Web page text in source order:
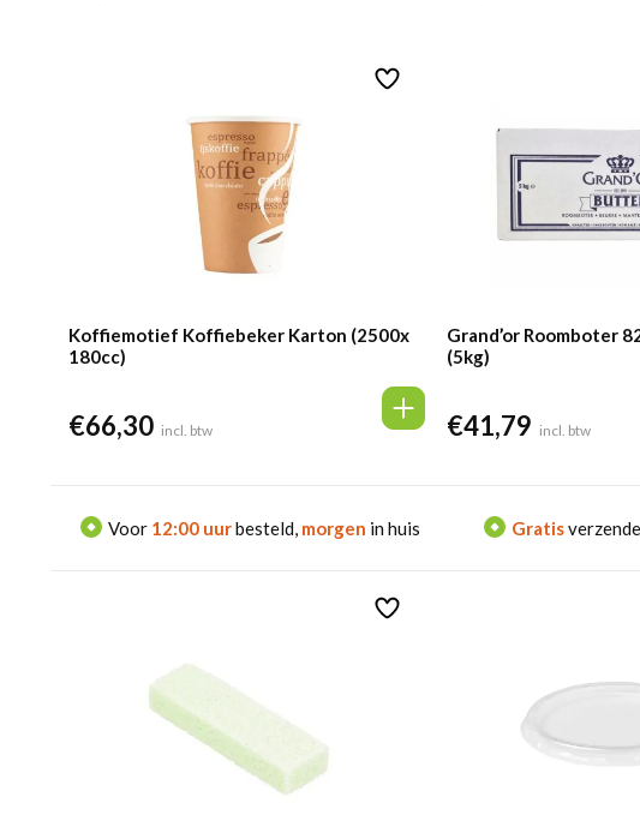
Koffiemotief Koffiebeker Karton (2500x
180cc)
€66,30 incl. btw
Grand’or Roomboter
(5kg)
€41,79 incl. btw
Voor 12:00 uurbesteld, morgen in huis Gratis